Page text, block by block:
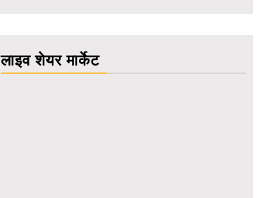
लाइव शेयर मार्केट